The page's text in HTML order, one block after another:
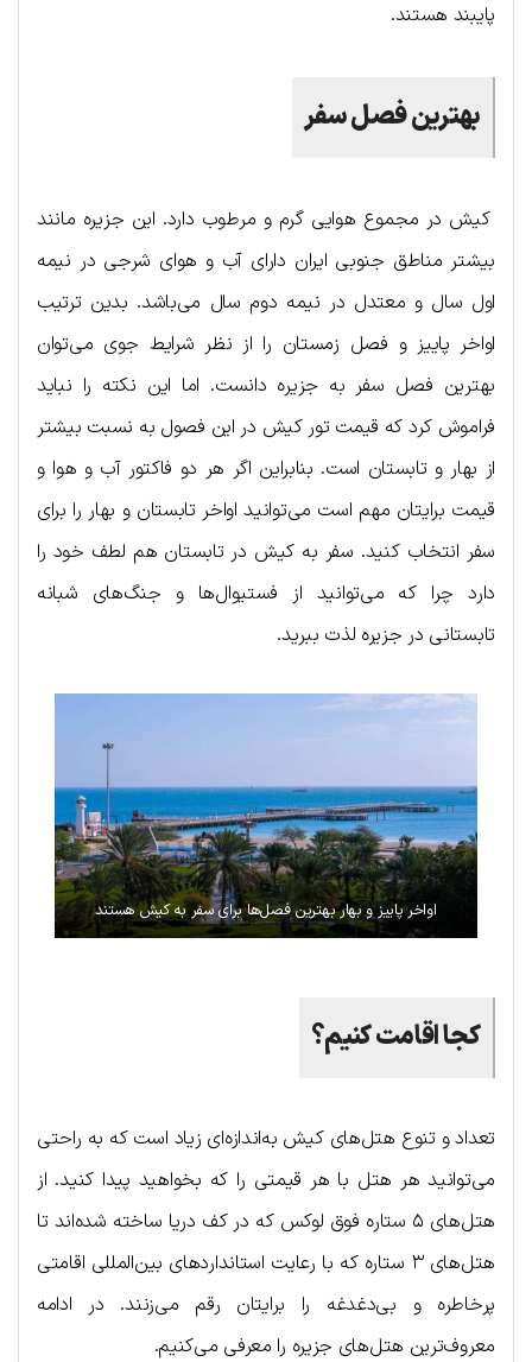
پایبند هستند.
بهترین فصل سفر
کیش در مجموع هوایی گرم و مرطوب دارد. این جزیره مانند
بیشتر مناطق جنوبی ایران دارای آب و هوای شرجی در نیمه
اول سال و معتدل در نیمه دوم سال می‌باشد. بدین ترتیب
اواخر پاییز و فصل زمستان را از نظر شرایط جوی می‌توان
بهترین فصل سفر به جزیره دانست. اما این نکته را نباید
فراموش کرد که قیمت تور کیش در این فصول به نسبت بیشتر
از بهار و تابستان است. بنابراین اگر هر دو فاکتور آب و هوا و
قیمت برایتان مهم است می‌توانید اواخر تابستان و بهار را برای
سفر انتخاب کنید. سفر به کیش در تابستان هم لطف خود را
دارد چرا که می‌توانید از فستیوال‌ها و جنگ‌های شبانه
تابستانی در جزیره لذت ببرید.
اواخر پاییز و بهار بهترین فصل‌ها برای سفر به کیش هستند
کجا اقامت کنیم؟
تعداد و تنوع هتل‌های کیش به‌اندازه‌ای زیاد است که به راحتی
می‌توانید هر هتل با هر قیمتی را که بخواهید پیدا کنید. از
هتل‌های ۵ ستاره فوق لوکس که در کف دریا ساخته‌ شده‌اند تا
هتل‌های ۳ ستاره که با رعایت استانداردهای بین‌المللی اقامتی
پرخاطره و بی‌دغدغه را برایتان رقم می‌زنند. در ادامه
معروف‌ترین هتل‌های جزیره را معرفی می‌کنیم.